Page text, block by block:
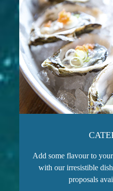
Add some flavour to
with our irresistible
proposals